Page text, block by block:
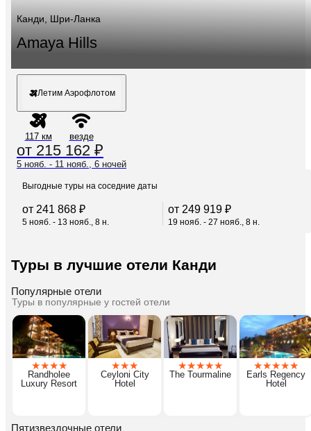
Канди, Шри-Ланка
Amaya Hills
Летим Аэрофлотом
117 км везде
от 215 162 ₽
5 нояб. - 11 нояб., 6 ночей
Выгодные туры на соседние даты
от 241 868 ₽
5 нояб. - 13 нояб., 8 н.
от 249 919 ₽
19 нояб. - 27 нояб., 8 н.
Туры в лучшие отели Канди
Популярные отели
Туры в популярные у гостей отели
★★★★
Randholee
Luxury Resort
★★★
Ceyloni City
Hotel
★★★★★
The Tourmaline
★★★★★
Earls Regency
Hotel
Пятизвездочные отели